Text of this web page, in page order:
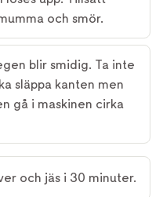
och smör.
blir smidig. Ta inte
släppa kanten men
gå i maskinen cirka
och jäs i 30 minuter.